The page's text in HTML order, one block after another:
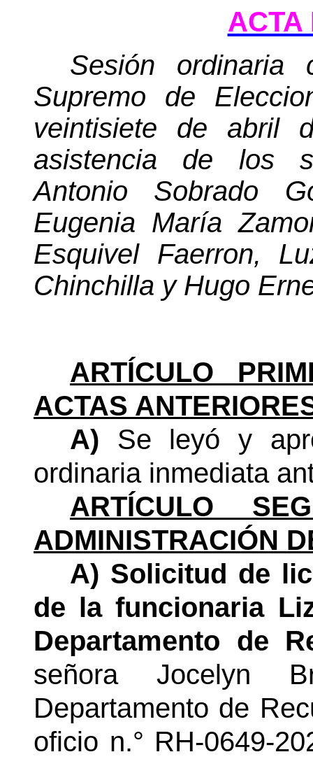
ACTA
Sesión ordinaria
Supremo de
veintisiete de abril
asistencia de los
Antonio Sobrado
Eugenia María
Esquivel Faerron,
Chinchilla y Hugo
ARTÍCULO
ACTAS
A) Se leyó y
ordinaria inmediata
ARTÍCULO
ADMINISTRACIÓN
A) Solicitud de
de la funcionaria
Departamento de
señora Jocelyn
Departamento de
oficio n.° RH-0649-